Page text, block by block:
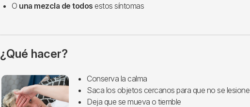
O una mezcla de todos estos síntomas
¿Qué hacer?
Imagen
Conserva la calma
Saca los objetos cercanos para que no se lesione
Deja que se mueva o tiemble